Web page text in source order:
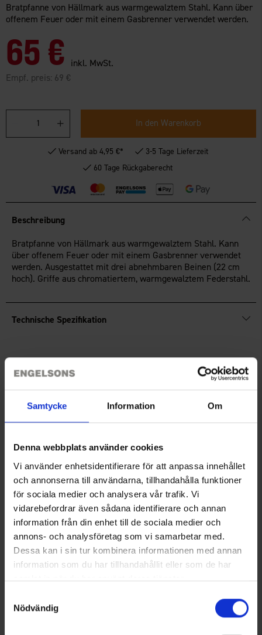
Samtycke Information Om
Denna webbplats använder cookies
Vi använder enhetsidentifierare för att anpassa innehållet
och annonserna till användarna, tillhandahålla funktioner
för sociala medier och analysera vår trafik. Vi
vidarebefordrar även sådana identifierare och annan
information från din enhet till de sociala medier och
annons- och analysföretag som vi samarbetar med.
Dessa kan i sin tur kombinera informationen med annan
information som du har tillhandahållit eller som de har
samlat in när du har använt deras tjänster.
Nödvändig
Bratpfanne von Hällmark aus warmgewalztem Stahl. Kann über
offenem Feuer oder mit einem Gasbrenner verwendet werden.
65 € inkl. MwSt.
Empf. preis: 69 €
In den Warenkorb
Versand ab 4,95 €*
3-5 Tage Lieferzeit
60 Tage Rückgaberecht
Beschreibung
Bratpfanne von Hällmark aus warmgewalztem Stahl. Kann
über offenem Feuer oder mit einem Gasbrenner verwendet
werden. Ausgestattet mit drei abnehmbaren Beinen (22 cm
hoch). Griffe aus chromatiertem, warmgewalztem Federstahl.
Technische Spezifikation
Sie benötigen vielleicht auch
Aufbewahrungstasche für
Bratpfanne 48cm
16 €
Hällmark Bratspatel
13 €